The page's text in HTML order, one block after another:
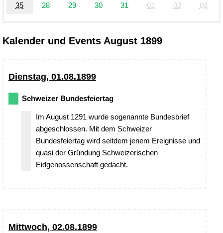
35
28 29 30 31 01 02 03
Kalender und Events August 1899
Dienstag, 01.08.1899
Schweizer Bundesfeiertag
Im August 1291 wurde sogenannte Bundesbrief
abgeschlossen. Mit dem Schweizer
Bundesfeiertag wird seitdem jenem Ereignisse und
quasi der Gründung Schweizerischen
Eidgenossenschaft gedacht.
Mittwoch, 02.08.1899